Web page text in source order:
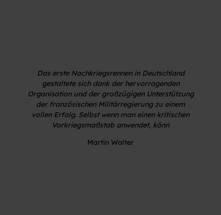
Das erste Nachkriegsrennen in Deutschland
gestaltete sich dank der hervorragenden
Organisation und der großzügigen Unterstützung
der französischen Militärregierung zu einem
vollen Erfolg. Selbst wenn man einen kritischen
Vorkriegsmaßstab anwendet, könn
Martin Walter